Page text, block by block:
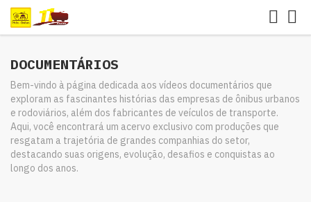
DOCUMENTÁRIOS
Bem-vindo à página dedicada aos vídeos documentários que
exploram as fascinantes histórias das empresas de ônibus urbanos
e rodoviários, além dos fabricantes de veículos de transporte.
Aqui, você encontrará um acervo exclusivo com produções que
resgatam a trajetória de grandes companhias do setor,
destacando suas origens, evolução, desafios e conquistas ao
longo dos anos.